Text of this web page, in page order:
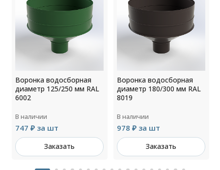
Воронка водосборная
диаметр 125/250 мм RAL
6002
В наличии
747 ₽ за шт
Заказать
Воронка водосборная
диаметр 180/300 мм RAL
8019
В наличии
978 ₽ за шт
Заказать